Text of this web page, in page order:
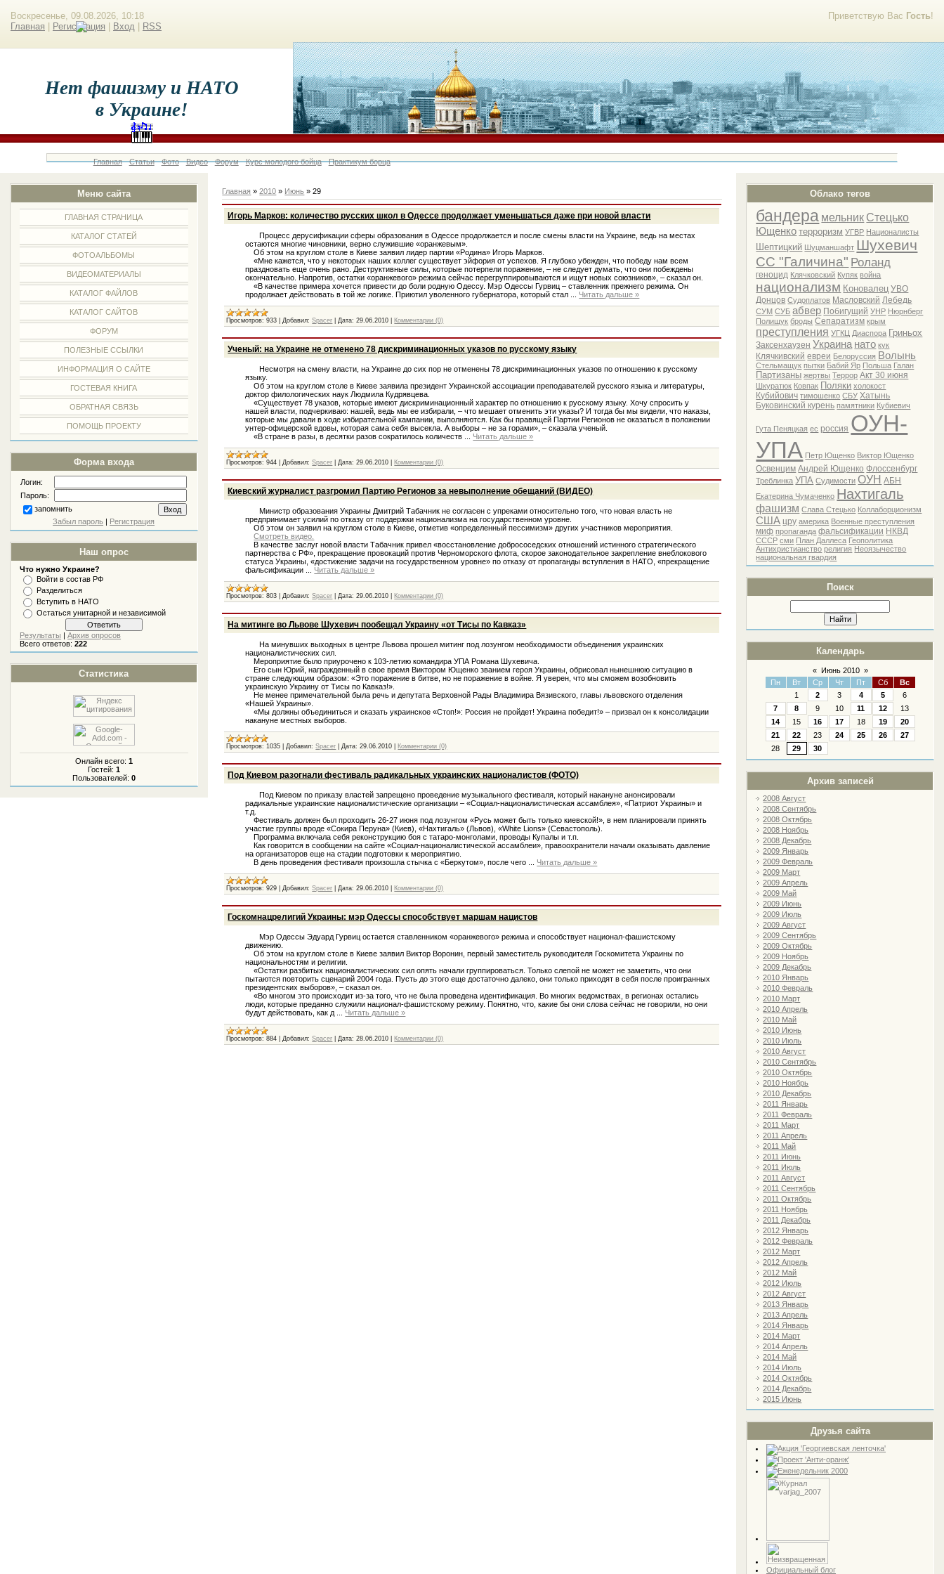
Приветствую Вас Гость!
Воскресенье, 09.08.2026, 10:18
Главная
Регистрация Вход RSS
Нет фашизму и НАТО
в Украине!
Главная Статьи Фото Видео Форум Курс молодого бойца Практикум борца
Меню сайта
ГЛАВНАЯ СТРАНИЦА
КАТАЛОГ СТАТЕЙ
ФОТОАЛЬБОМЫ
ВИДЕОМАТЕРИАЛЫ
КАТАЛОГ ФАЙЛОВ
КАТАЛОГ САЙТОВ
ФОРУМ
ПОЛЕЗНЫЕ ССЫЛКИ
ИНФОРМАЦИЯ О САЙТЕ
ГОСТЕВАЯ КНИГА
ОБРАТНАЯ СВЯЗЬ
ПОМОЩЬ ПРОЕКТУ
Форма входа
Логин:
Пароль:
запомнить
Забыл пароль | Регистрация
Наш опрос
Что нужно Украине?
Войти в состав РФ
Разделиться
Вступить в НАТО
Остаться унитарной и независимой
Результаты |Архив опросов
Всего ответов:222
Статистика
Онлайн всего: 1
Гостей: 1
Пользователей: 0
Облако тегов
бандера мельник Стецько
Ющенко терроризм УГВР Националисты
Шептицкий Шуцманшафт Шухевич
СС "Галичина" Роланд
геноцид Клячковский Купяк война
национализм Коновалец УВО
Донцов Судоплатов Масловский Лебедь
СУМ СУБ абвер Побигущий УНР Нюрнберг
Полищук броды Сепаратизм крым
преступления УГКЦ Диаспора Гриньох
Заксенхаузен Украина нато кук
Клячкивский евреи Белоруссия Волынь
Стельмащук пытки Бабий Яр Польша Галан
Партизаны жертвы Террор Акт 30 июня
Шкуратюк Ковпак Поляки холокост
Кубийович тимошенко СБУ Хатынь
Буковинский курень памятники Кубиевич
Гута Пеняцкая ес россия ОУН-
УПА Петр Ющенко Виктор Ющенко
Освенцим Андрей Ющенко Флоссенбург
Треблинка УПА Судимости ОУН АБН
Екатерина Чумаченко Нахтигаль
фашизм Слава Стецько Коллаборционизм
США цру америка Военные преступления
миф пропаганда фальсификации НКВД
СССР сми План Даллеса Геополитика
Антихристианство религия Неоязычество
национальная гвардия
Поиск
Календарь
« Июнь 2010 »
Пн
Вт Ср Чт Пт Сб
Вс
1
2 3 4 5
6
7
8 9 10 11 12
13
14
15 16 17 18 19
20
21
22 23 24 25 26
27
28
29 30
Архив записей
2008 Август
2008 Сентябрь
2008 Октябрь
2008 Ноябрь
2008 Декабрь
2009 Январь
2009 Февраль
2009 Март
2009 Апрель
2009 Май
2009 Июнь
2009 Июль
2009 Август
2009 Сентябрь
2009 Октябрь
2009 Ноябрь
2009 Декабрь
2010 Январь
2010 Февраль
2010 Март
2010 Апрель
2010 Май
2010 Июнь
2010 Июль
2010 Август
2010 Сентябрь
2010 Октябрь
2010 Ноябрь
2010 Декабрь
2011 Январь
2011 Февраль
2011 Март
2011 Апрель
2011 Май
2011 Июнь
2011 Июль
2011 Август
2011 Сентябрь
2011 Октябрь
2011 Ноябрь
2011 Декабрь
2012 Январь
2012 Февраль
2012 Март
2012 Апрель
2012 Май
2012 Июль
2012 Август
2013 Январь
2013 Апрель
2014 Январь
2014 Март
2014 Апрель
2014 Май
2014 Июль
2014 Октябрь
2014 Декабрь
2015 Июнь
Друзья сайта
Официальный блог
Главная »2010 » Июнь » 29
Игорь Марков: количество русских школ в Одессе продолжает уменьшаться даже при новой власти
Процесс дерусификации сферы образования в Одессе продолжается и после смены власти на Украине, ведь на местах
остаются многие чиновники, верно служившие «оранжевым».
Об этом на круглом столе в Киеве заявил лидер партии «Родина» Игорь Марков.
«Мне кажется, что у некоторых наших коллег существует эйфория от успехов. Я глубоко убежден, что победу нам всем
праздновать еще очень рано. Деструктивные силы, которые потерпели поражение, – не следует думать, что они побеждены
окончательно. Напротив, остатки «оранжевого» режима сейчас перегруппировываются и ищут новых союзников», – сказал он.
«В качестве примера хочется привести до боли родную Одессу. Мэр Одессы Гурвиц – ставленник прежнего режима. Он
продолжает действовать в той же логике. Приютил уволенного губернатора, который стал
Читать дальше »
Просмотров: 933 Добавил: Spacer Дата: 29.06.2010 Комментарии (0)
Ученый: на Украине не отменено 78 дискриминационных указов по русскому языку
Несмотря на смену власти, на Украине до сих пор не отменены 78 дискриминационных указов по отношению к русскому
языку.
Об этом на круглом столе в Киеве заявила президент Украинской ассоциации преподавателей русского языка и литературы,
доктор филологических наук Людмила Кудрявцева.
«Существует 78 указов, которые имеют дискриминационный характер по отношению к русскому языку. Хочу спросить у
нашей власти, подчеркиваю: нашей, ведь мы ее избирали, – что мешает отменить эти указы? И тогда бы мы видели, что наказы,
которые мы давали в ходе избирательной кампании, выполняются. Как бы правящей Партии Регионов не оказаться в положении
унтер-офицерской вдовы, которая сама себя высекла. А выборы – не за горами», – сказала ученый.
«В стране в разы, в десятки разов сократилось количеств
Читать дальше »
Просмотров: 944 Добавил: Spacer Дата: 29.06.2010 Комментарии (0)
Киевский журналист разгромил Партию Регионов за невыполнение обещаний (ВИДЕО)
Министр образования Украины Дмитрий Табачник не согласен с упреками относительно того, что новая власть не
предпринимает усилий по отказу от поддержки национализма на государственном уровне.
Об этом он заявил на круглом столе в Киеве, отметив «определенный пессимизм» других участников мероприятия.
Смотреть видео.
В качестве заслуг новой власти Табачник привел «восстановление добрососедских отношений истинного стратегического
партнерства с РФ», прекращение провокаций против Черноморского флота, скорое законодательное закрепление внеблокового
статуса Украины, «достижение задачи на государственном уровне» по отказу от пропаганды вступления в НАТО, «прекращение
фальсификации
Читать дальше »
Просмотров: 803 Добавил: Spacer Дата: 29.06.2010 Комментарии (0)
На митинге во Львове Шухевич пообещал Украину «от Тисы по Кавказ»
На минувших выходных в центре Львова прошел митинг под лозунгом необходимости объединения украинских
националистических сил.
Мероприятие было приурочено к 103-летию командира УПА Романа Шухевича.
Его сын Юрий, награжденный в свое время Виктором Ющенко званием героя Украины, обрисовал нынешнюю ситуацию в
стране следующим образом: «Это поражение в битве, но не поражение в войне. Я уверен, что мы сможем возобновить
украинскую Украину от Тисы по Кавказ!».
Не менее примечательной была речь и депутата Верховной Рады Владимира Вязивского, главы львовского отделения
«Нашей Украины».
«Мы должны объединиться и сказать украинское «Стоп!»: Россия не пройдет! Украина победит!» – призвал он к консолидации
накануне местных выборов.
Просмотров: 1035 Добавил: Spacer Дата: 29.06.2010 Комментарии (0)
Под Киевом разогнали фестиваль радикальных украинских националистов (ФОТО)
Под Киевом по приказу властей запрещено проведение музыкального фестиваля, который накануне анонсировали
радикальные украинские националистические организации – «Социал-националистическая ассамблея», «Патриот Украины» и
т.д.
Фестиваль должен был проходить 26-27 июня под лозунгом «Русь может быть только киевской!», в нем планировали принять
участие группы вроде «Сокира Перуна» (Киев), «Нахтигаль» (Львов), «White Lions» (Севастополь).
Программа включала себя реконструкцию боя с татаро-монголами, проводы Купалы и т.п.
Как говорится в сообщении на сайте «Социал-националистической ассамблеи», правоохранители начали оказывать давление
на организаторов еще на стадии подготовки к мероприятию.
В день проведения фестиваля произошла стычка с «Беркутом», после чего
Читать дальше »
Просмотров: 929 Добавил: Spacer Дата: 29.06.2010 Комментарии (0)
Госкомнацрелигий Украины: мэр Одессы способствует маршам нацистов
Мэр Одессы Эдуард Гурвиц остается ставленником «оранжевого» режима и способствует национал-фашистскому
движению.
Об этом на круглом столе в Киеве заявил Виктор Воронин, первый заместитель руководителя Госкомитета Украины по
национальностям и религии.
«Остатки разбитых националистических сил опять начали группироваться. Только слепой не может не заметить, что они
пытаются повторить сценарий 2004 года. Пусть до этого еще достаточно далеко, они только приходят в себя после проигранных
президентских выборов», – сказал он.
«Во многом это происходит из-за того, что не была проведена идентификация. Во многих ведомствах, в регионах остались
люди, которые преданно служили национал-фашистскому режиму. Понятно, что, какие бы они слова сейчас не говорили, но они
будут действовать, как д
Читать дальше »
Просмотров: 884 Добавил: Spacer Дата: 28.06.2010 Комментарии (0)